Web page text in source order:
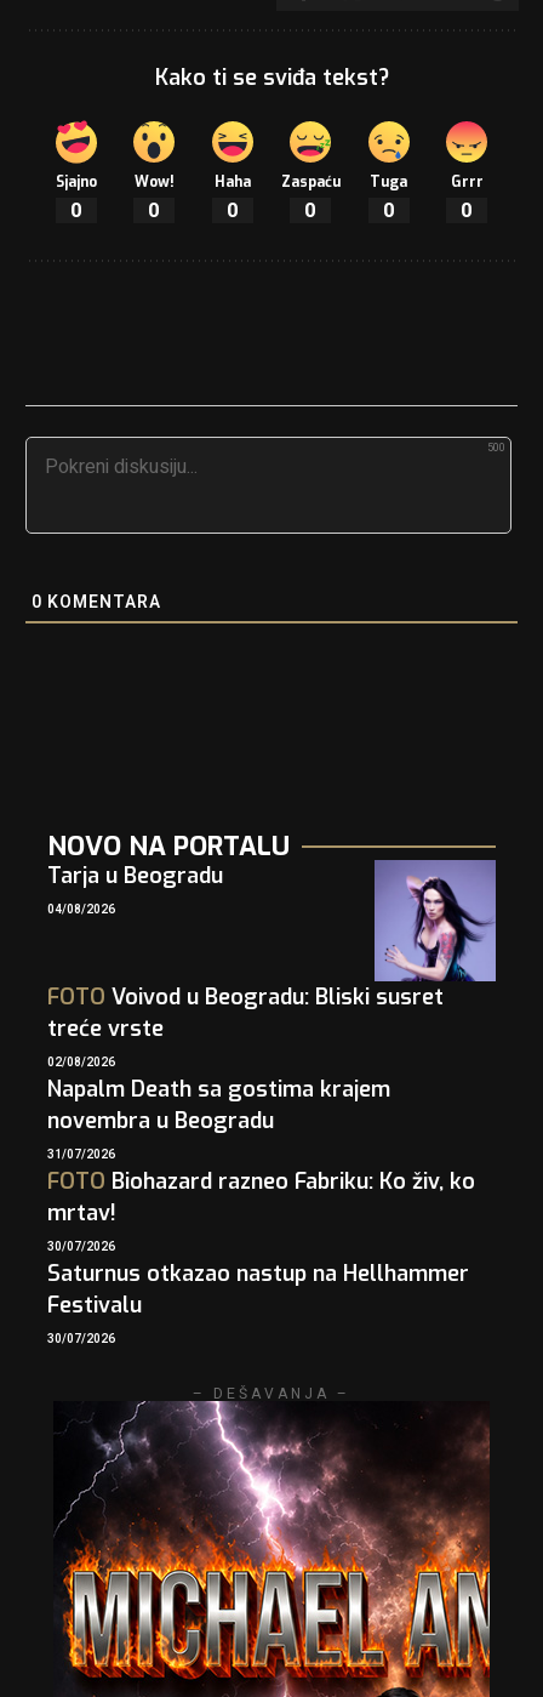
Kako ti se sviđa tekst?
Sjajno
0
Wow!
0
Haha
0
Zaspaću
0
Tuga
0
Grrr
0
500
0 KOMENTARA
NOVO NA PORTALU
Tarja u Beogradu
04/08/2026
FOTO Voivod u Beogradu: Bliski susret
treće vrste
02/08/2026
Napalm Death sa gostima krajem
novembra u Beogradu
31/07/2026
FOTO Biohazard razneo Fabriku: Ko živ, ko
mrtav!
30/07/2026
Saturnus otkazao nastup na Hellhammer
Festivalu
30/07/2026
– DEŠAVANJA –